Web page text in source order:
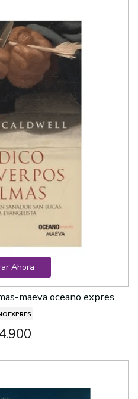
Ahora
maeva oceano expres